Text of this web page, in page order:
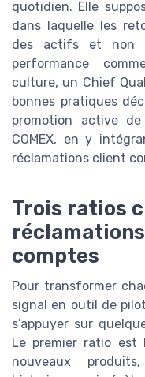
quotidien. Elle
dans laquelle les
des actifs et non
performance
culture, un Chief
bonnes pratiques
promotion active
COMEX, en y
réclamations client
Trois ratios
comptes
Pour transformer
signal en outil de
s’appuyer sur
Le premier ratio est
nouveaux